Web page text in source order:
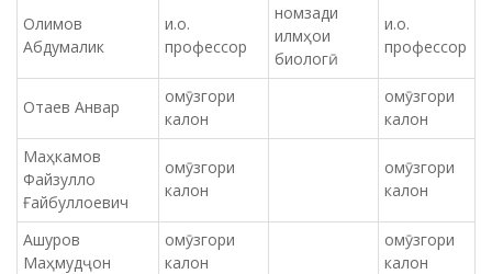
Олимов
Абдумалик
и.о.
профессор
номзади
илмҳои
биологӣ
и.о.
профессор
Отаев Анвар
омӯзгори
калон
омӯзгори
калон
Маҳкамов
Файзулло
Ғайбуллоевич
омӯзгори
калон
омӯзгори
калон
Ашуров
Маҳмудҷон
омӯзгори
калон
омӯзгори
калон